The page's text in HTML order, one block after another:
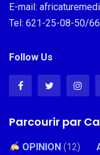
E-mail:
Tel: 621-25-08-50/
Follow Us
Parcourir par
OPINION (12)